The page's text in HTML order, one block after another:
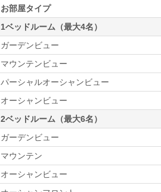
お部屋タイプ
1ベッドルーム（最大4名）
ガーデンビュー
マウンテンビュー
パーシャルオーシャンビュー
オーシャンビュー
2ベッドルーム（最大6名）
ガーデンビュー
マウンテン
オーシャンビュー